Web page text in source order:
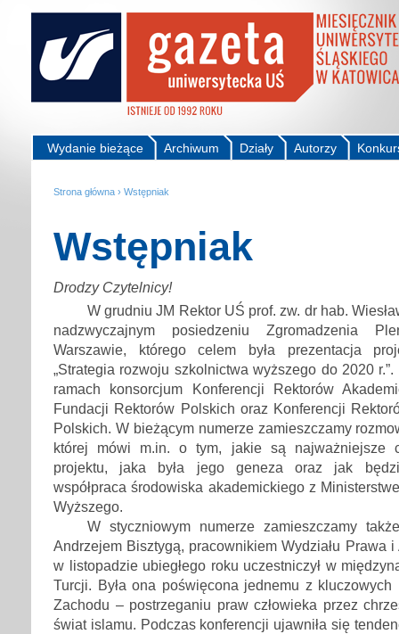
Autorzy
Działy
Archiwum
Wydanie bieżące
Strona główna › Wstępniak
Wstępniak
Drodzy Czytelnicy!
W grudniu JM Rektor UŚ prof. zw. dr hab.
nadzwyczajnym posiedzeniu Zgromadzenia
Warszawie, którego celem była prezentacja
„Strategia rozwoju szkolnictwa wyższego do 2020
ramach konsorcjum Konferencji Rektorów
Fundacji Rektorów Polskich oraz Konferencji
Polskich. W bieżącym numerze zamieszczamy
której mówi m.in. o tym, jakie są najważniejsze
projektu, jaka była jego geneza oraz jak
współpraca środowiska akademickiego z
Wyższego.
W styczniowym numerze zamieszczamy
Andrzejem Bisztygą, pracownikiem Wydziału Prawa
w listopadzie ubiegłego roku uczestniczył w
Turcji. Była ona poświęcona jednemu z
Zachodu – postrzeganiu praw człowieka przez
świat islamu. Podczas konferencji ujawniła się